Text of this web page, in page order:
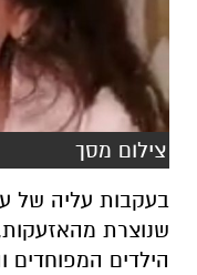
צילום מסך
בעקבות עליה של
שנוצרת
הילדים